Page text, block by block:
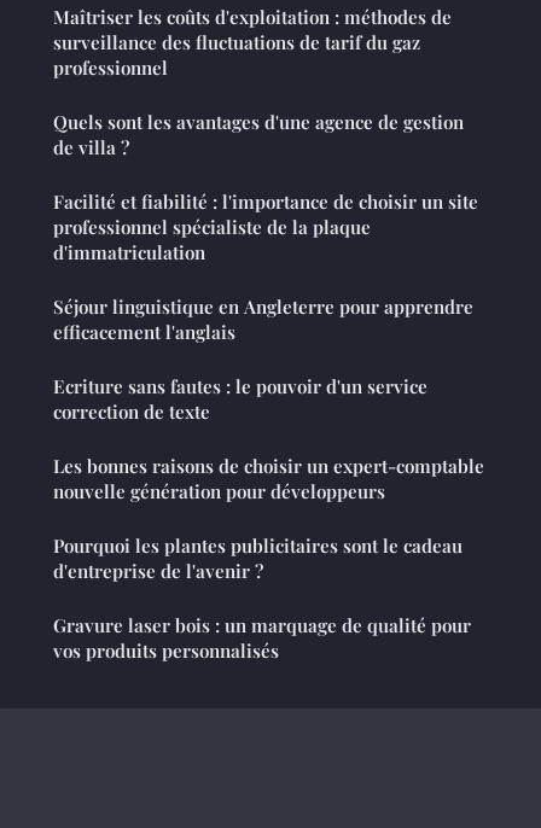
Maîtriser les coûts d'exploitation : méthodes de
surveillance des fluctuations de tarif du gaz
professionnel
Quels sont les avantages d'une agence de gestion
de villa ?
Facilité et fiabilité : l'importance de choisir un site
professionnel spécialiste de la plaque
d'immatriculation
Séjour linguistique en Angleterre pour apprendre
efficacement l'anglais
Ecriture sans fautes : le pouvoir d'un service
correction de texte
Les bonnes raisons de choisir un expert-comptable
nouvelle génération pour développeurs
Pourquoi les plantes publicitaires sont le cadeau
d'entreprise de l'avenir ?
Gravure laser bois : un marquage de qualité pour
vos produits personnalisés